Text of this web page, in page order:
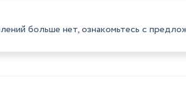
больше нет, ознакомьтесь с